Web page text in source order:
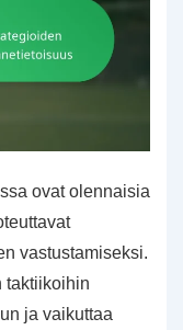
ovat olennaisia
vastustamiseksi.
taktiikoihin
ja vaikuttaa